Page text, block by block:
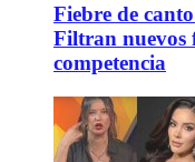
Fiebre de
Filtran nuevos
competencia